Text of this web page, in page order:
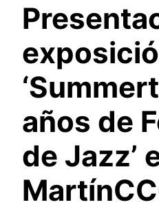
años de
de Jazz’